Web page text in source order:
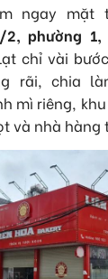
ngay
2, phường
chỉ vài
rãi, chia
mì riêng,
và nhà hàng